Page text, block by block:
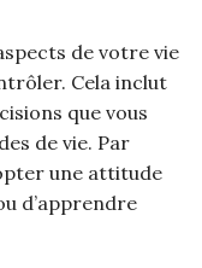
de votre vie
Cela inclut
que vous
de vie. Par
une attitude
d’apprendre